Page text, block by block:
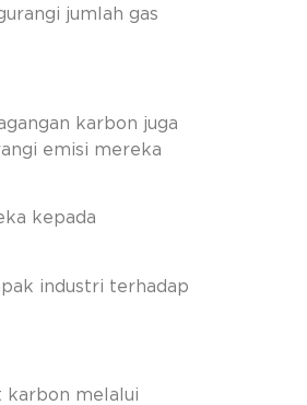
jumlah gas
karbon juga
emisi mereka
kepada
industri terhadap
karbon melalui